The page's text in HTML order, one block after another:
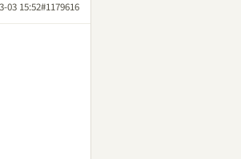
03 15:52#1179616